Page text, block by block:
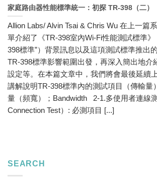
家庭路由器性能標準統一：初探 TR-398（二）
Allion Labs/ Alvin Tsai & Chris Wu 在上一篇
單介紹了《TR-398室內Wi-Fi性能測試標準》
398標準”）背景訊息以及這項測試標準推出
TR-398標準影響範圍出發，再深入簡出地介
設定等。在本篇文章中，我們將會最後延續
講解說明TR-398標準內的測試項目（傳輸
量（頻寬）；Bandwidth 2-1.多使用者連線
Connection Test）: 必測項目 [...]
SEARCH